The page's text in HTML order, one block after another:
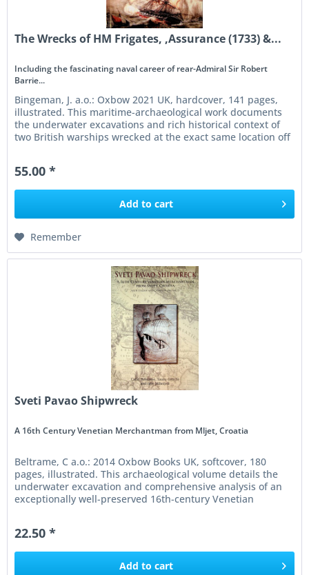
The Wrecks of HM Frigates, ,Assurance (1733) &...
Including the fascinating naval career of rear-Admiral Sir Robert
Barrie...
Bingeman, J. a.o.: Oxbow 2021 UK, hardcover, 141 pages,
illustrated. This maritime-archaeological work documents
the underwater excavations and rich historical context of
two British warships wrecked at the exact same location off
55.00 *
Add to cart
Remember
Sveti Pavao Shipwreck
A 16th Century Venetian Merchantman from Mljet, Croatia
Beltrame, C a.o.: 2014 Oxbow Books UK, softcover, 180
pages, illustrated. This archaeological volume details the
underwater excavation and comprehensive analysis of an
exceptionally well-preserved 16th-century Venetian
22.50 *
Add to cart